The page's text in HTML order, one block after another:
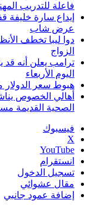
فاعلة للتدريب
إيداع سارة خليفة
عرض شاب
دوا ليبا تخطف
الزواج
ترامب يعلن أنه قد
اليوم الأربعاء
هبوط سعر الدولار
أهالي الخصوص
الصحية القديمة
فيسبوك
‫X
‫YouTube
انستقرام
تسجيل الدخول
مقال عشوائي
إضافة عمود جانبي